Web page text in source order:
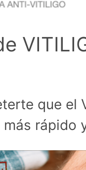
que el
rápido